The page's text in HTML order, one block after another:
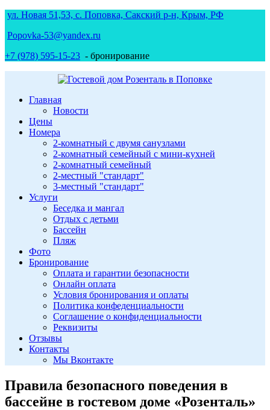
ул. Новая 51,53, с. Поповка, Сакский р-н, Крым, РФ
Popovka-53@yandex.ru
+7 (978) 595-15-23 - бронирование
Главная
Новости
Цены
Номера
2-комнатный с двумя санузлами
2-комнатный семейный с мини-кухней
2-комнатный семейный
2-местный "стандарт"
3-местный "стандарт"
Услуги
Беседка и мангал
Отдых с детьми
Бассейн
Пляж
Фото
Бронирование
Оплата и гарантии безопасности
Онлайн оплата
Условия бронирования и оплаты
Политика конфеденциальности
Соглашение о конфиденциальности
Реквизиты
Отзывы
Контакты
Мы Вконтакте
Правила безопасного поведения в
бассейне в гостевом доме «Розенталь»